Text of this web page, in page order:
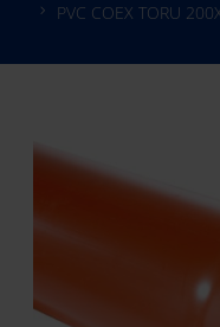
PVC COEX TORU